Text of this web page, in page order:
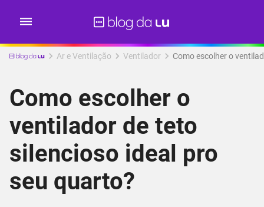
Ar e Ventilação Ventilador Como escolher o
Como escolher o
ventilador de teto
silencioso ideal pro
seu quarto?